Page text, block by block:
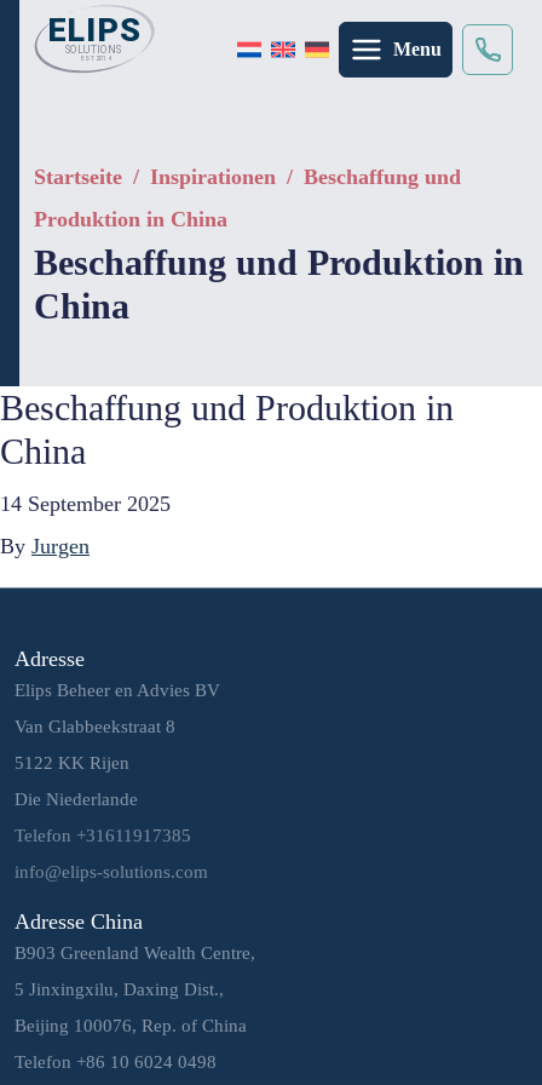
Menu
Startseite / Inspirationen / Beschaffung und
Produktion in China
Beschaffung und Produktion in
China
Beschaffung und Produktion in
China
14 September 2025
By Jurgen
Adresse
Elips Beheer en Advies BV
Van Glabbeekstraat 8
5122 KK Rijen
Die Niederlande
Telefon +31611917385
info@elips-solutions.com
Adresse China
B903 Greenland Wealth Centre,
5 Jinxingxilu, Daxing Dist.,
Beijing 100076, Rep. of China
Telefon +86 10 6024 0498